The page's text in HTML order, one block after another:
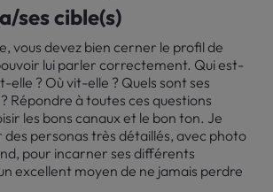
ses cible(s)
vous devez bien cerner le profil de
lui parler correctement. Qui est-
elle ? Où vit-elle ? Quels sont ses
Répondre à toutes ces questions
les bons canaux et le bon ton. Je
des personas très détaillés, avec photo
pour incarner ses différents
excellent moyen de ne jamais perdre